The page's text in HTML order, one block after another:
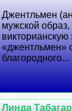
Джентльмен
мужской
викторианскую
«джентльмен»
благородного...
Линда